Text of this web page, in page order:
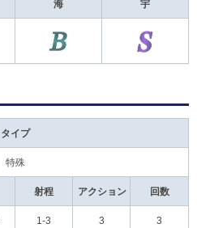
海 宇
タイプ
特殊
射程 アクション 回数
1-3 3 3